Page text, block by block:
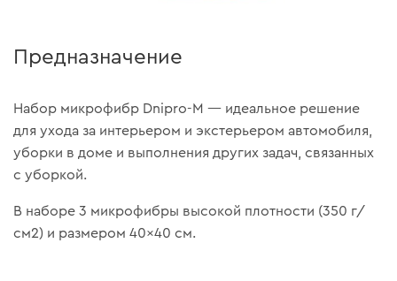
Предназначение
Набор микрофибр Dnipro-M — идеальное решение
для ухода за интерьером и экстерьером автомобиля,
уборки в доме и выполнения других задач, связанных
с уборкой.
В наборе 3 микрофибры высокой плотности (350 г/
см2) и размером 40×40 см.